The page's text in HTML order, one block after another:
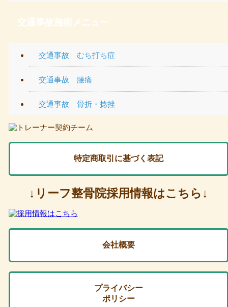
交通事故施術メニュー
交通事故 むち打ち症
交通事故 腰痛
交通事故 骨折・捻挫
特定商取引に基づく表記
↓リーフ整骨院採用情報はこちら↓
会社概要
プライバシー
ポリシー